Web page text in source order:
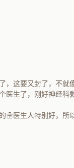
，这要又封了，不就
医生了，刚好神经
☃医生人特别好，所